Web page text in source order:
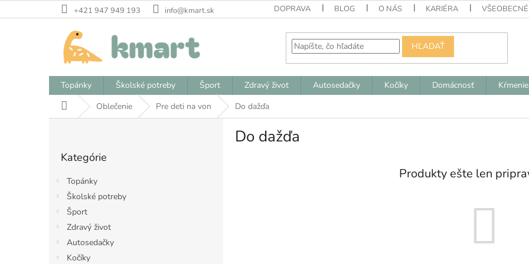
na
+421 947 949 193 info@kmart.sk DOPRAVA BLOG O NÁS KARIÉRA
HĽADAŤ
Topánky Školské potreby Šport Zdravý život Autosedačky Kočíky Domácnosť
DomovOblečenie Pre deti na von Do dažďa
kategórie
Kategórie
Topánky
Školské potreby
Šport
Zdravý život
Autosedačky
Kočíky
Do dažďa
Produkty ešte len